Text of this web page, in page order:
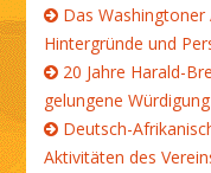
Das
Hintergründe und
20 Jahre Harald-
gelungene Würdigung
Deutsch-
Aktivitäten des